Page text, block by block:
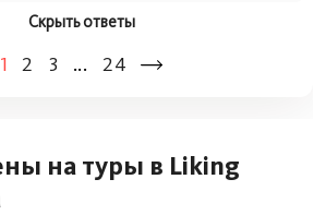
Скрыть ответы
1 2 3 ... 24
на туры в Liking